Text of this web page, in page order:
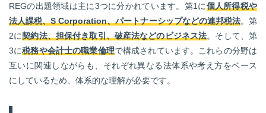
REGの出題領域は主に3つに分かれています。第1に個人所得税や
法人課税、S Corporation、パートナーシップなどの連邦税法。第
2に契約法、担保付き取引、破産法などのビジネス法。そして、第
3に税務や会計士の職業倫理で構成されています。これらの分野は
互いに関連しながらも、それぞれ異なる法体系や考え方をベース
にしているため、体系的な理解が必要です。